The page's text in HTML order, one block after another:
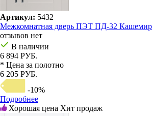
Артикул: 5432
Межкомнатная дверь ПЭТ ПД-32 Кашемир
отзывов нет
В наличии
6 894 РУБ.
* Цена за полотно
6 205 РУБ.
-10%
Подробнее
Хорошая цена Хит продаж